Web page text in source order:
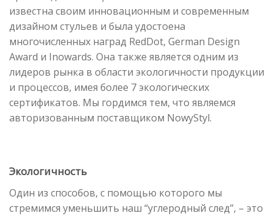
известна своим инновационным и современным
дизайном стульев и была удостоена
многочисленных наград RedDot, German Design
Award и Inowards. Она также является одним из
лидеров рынка в области экологичности продукции
и процессов, имея более 7 экологических
сертификатов. Мы гордимся тем, что являемся
авторизованным поставщиком NowyStyl.
Экологичность
Один из способов, с помощью которого мы
стремимся уменьшить наш “углеродный след”, – это